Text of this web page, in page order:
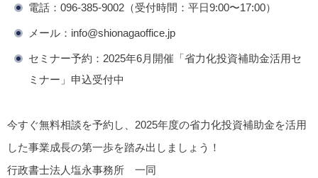
電話：096-385-9002（受付時間：平日9:00〜17:00）
メール：info@shionagaoffice.jp
セミナー予約：2025年6月開催「省力化投資補助金活用セ
ミナー」申込受付中
今すぐ無料相談を予約し、2025年度の省力化投資補助金を活用
した事業成長の第一歩を踏み出しましょう！
行政書士法人塩永事務所 一同